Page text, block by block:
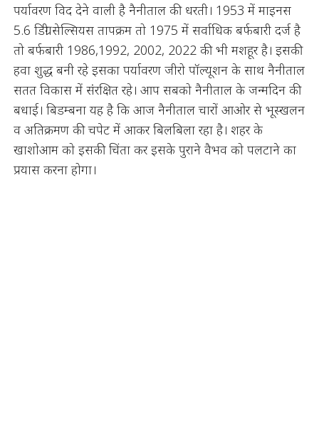
पर्यावरण विद देने वाली है नैनीताल की धरती। 1953 में माइनस
5.6 डिग्री सेल्सियस तापक्रम तो 1975 में सर्वाधिक बर्फबारी दर्ज है
तो बर्फबारी 1986,1992, 2002, 2022 की भी मशहूर है। इसकी
हवा शुद्ध बनी रहे इसका पर्यावरण जीरो पॉल्यूशन के साथ नैनीताल
सतत विकास में संरक्षित रहे। आप सबको नैनीताल के जन्मदिन की
बधाई। बिडम्बना यह है कि आज नैनीताल चारों आओर से भूस्खलन
व अतिक्रमण की चपेट में आकर बिलबिला रहा है। शहर के
खाशोआम को इसकी चिंता कर इसके पुराने वैभव को पलटाने का
प्रयास करना होगा।